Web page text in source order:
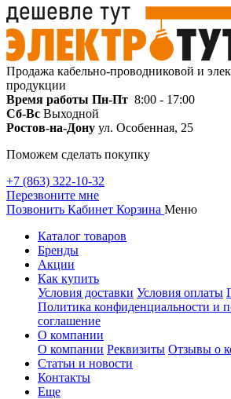
Продажа кабельно-проводниковой и
продукции
Время работы Пн-Пт 8:00 - 17:00
Сб-Вс Выходной
Ростов-на-Дону ул. Особенная, 25
Поможем сделать покупку
+7 (863) 322-10-32
Перезвоните мне
Позвонить Кабинет Корзина Меню
Каталог товаров
Бренды
Акции
Как купить
Условия доставки Условия оплаты
Политика конфиденциальности и
соглашение
О компании
О компании Реквизиты Отзывы о
Статьи и новости
Контакты
Еще